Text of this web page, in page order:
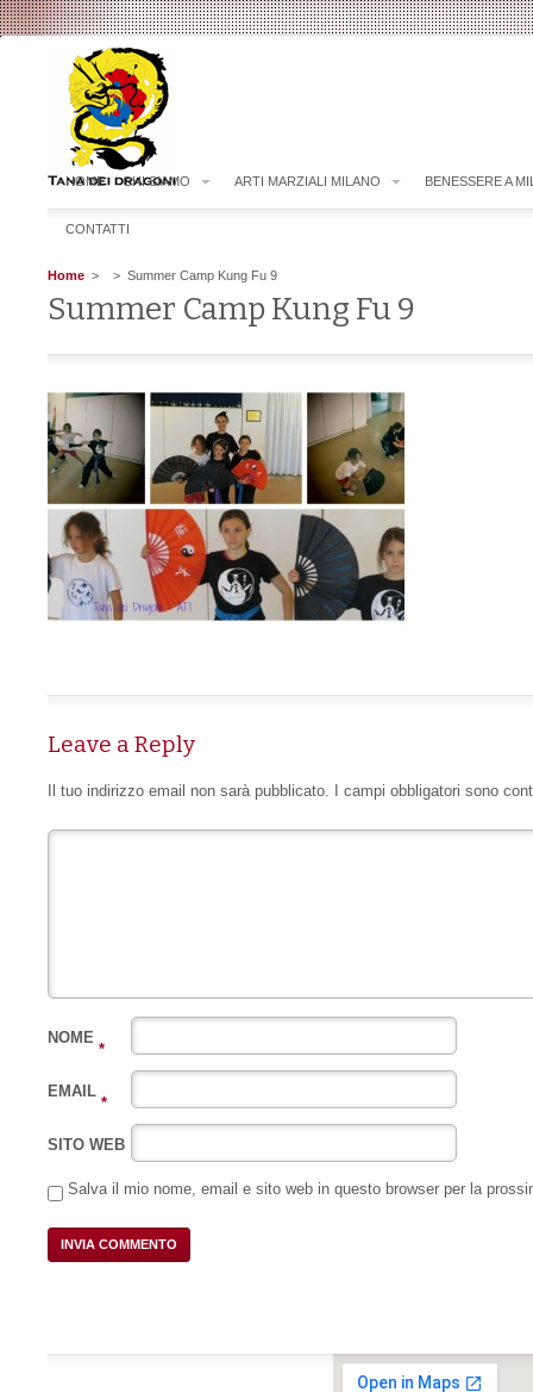
HOME CHI SIAMO ARTI MARZIALI MILANO BENESSERE A
CONTATTI
Home > > Summer Camp Kung Fu 9
Summer Camp Kung Fu 9
Leave a Reply
Il tuo indirizzo email non sarà pubblicato. I campi obbligatori sono
NOME
*
EMAIL
*
SITO WEB
Salva il mio nome, email e sito web in questo browser per la